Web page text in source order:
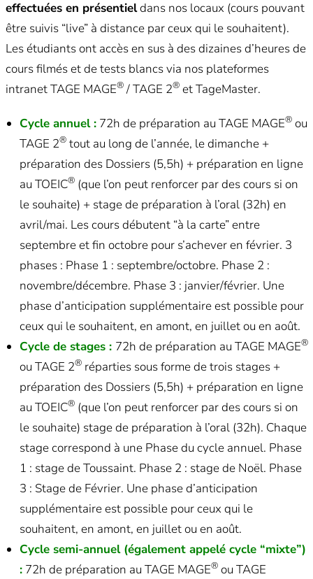
effectuées en présentieldans nos locaux (cours pouvant
être suivis “live” à distance par ceux qui le souhaitent).
Les étudiants ont accès en sus à des dizaines d’heures de
cours filmés et de tests blancs via nos plateformes
intranet TAGE MAGE®/ TAGE 2®et TageMaster.
Cycle annuel :72h de préparation au TAGE MAGE®ou
TAGE 2®tout au long de l’année, le dimanche +
préparation des Dossiers (5,5h) + préparation en ligne
au TOEIC®(que l’on peut renforcer par des cours si on
le souhaite) + stage de préparation à l’oral (32h) en
avril/mai. Les cours débutent “à la carte” entre
septembre et fin octobre pour s’achever en février. 3
phases : Phase 1 : septembre/octobre. Phase 2 :
novembre/décembre. Phase 3 : janvier/février. Une
phase d’anticipation supplémentaire est possible pour
ceux qui le souhaitent, en amont, en juillet ou en août.
Cycle de stages : 72h de préparation au TAGE MAGE®
ou TAGE 2®réparties sous forme de trois stages +
préparation des Dossiers (5,5h) + préparation en ligne
au TOEIC®(que l’on peut renforcer par des cours si on
le souhaite) stage de préparation à l’oral (32h). Chaque
stage correspond à une Phase du cycle annuel. Phase
1 : stage de Toussaint. Phase 2 : stage de Noël. Phase
3 : Stage de Février. Une phase d’anticipation
supplémentaire est possible pour ceux qui le
souhaitent, en amont, en juillet ou en août.
Cycle semi-annuel (également appelé cycle “mixte”)
:72h de préparation au TAGE MAGE®ou TAGE